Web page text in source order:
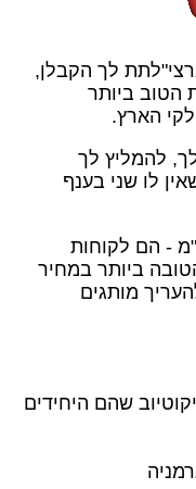
לך הקבלן,
הטוב ביותר
הארץ.
לך, להמליץ לך
לו שני בענף
- הם לקוחות
ביותר במחיר
מותגים
שהם היחידים